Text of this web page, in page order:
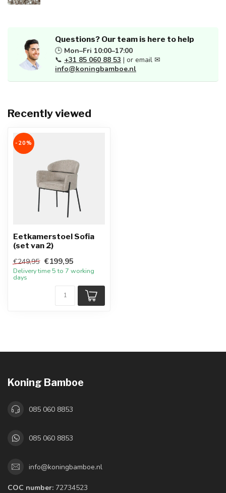
Questions? Our team is here to help
🕒 Mon–Fri 10:00–17:00
📞 +31 85 060 88 53 | or email ✉
info@koningbamboe.nl
Recently viewed
-20%
Eetkamerstoel Sofia
(set van 2)
€249,95 €199,95
Delivery time 5 to 7 working
days
Koning Bamboe
085 060 8853
085 060 8853
info@koningbamboe.nl
COC number: 72734523